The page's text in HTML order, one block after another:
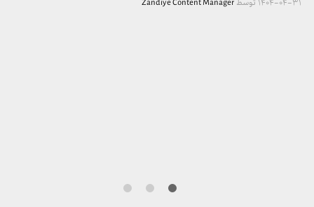
۱۴۰۴-۰۴-۳۱ توسطZandiye Content Manager